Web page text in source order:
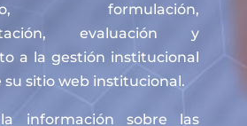
formulación,
evaluación y
a la gestión institucional
su sitio web institucional.
información sobre las